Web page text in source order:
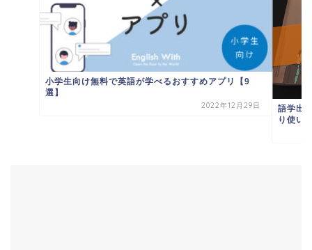
小学生向け無料で英語が学べるおすすめアプリ【9
選】
2022年12月29日
語学出
り使い